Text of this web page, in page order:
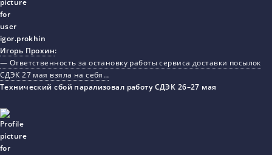
Игорь Прохин:
— Ответственность за остановку работы сервиса доставки посылок
СДЭК 27 мая взяла на себя…
Технический сбой парализовал работу СДЭК 26–27 мая